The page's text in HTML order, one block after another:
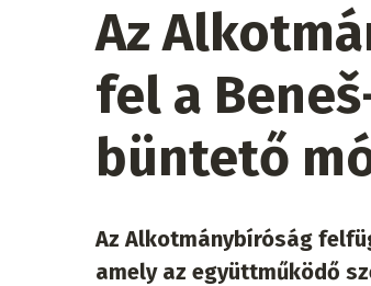
Az
fel a
büntető
Az Alkotmánybíróság
amely az együttműködő